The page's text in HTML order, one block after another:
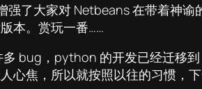
了大家对 Netbeans 在带着神谕
本。赏玩一番……
bug，python 的开发已经迁移到
心焦，所以就按照以往的习惯，